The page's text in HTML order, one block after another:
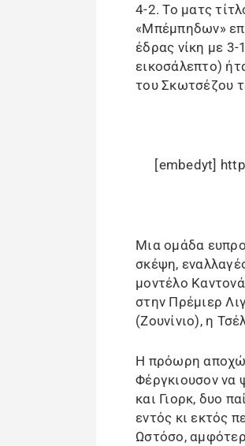
4-2. Το ματς
«Μπέμπηδων»
έδρας νίκη με
εικοσάλεπτο)
του Σκωτσέζου
[embedyt]
Μια ομάδα
σκέψη,
μοντέλο
στην Πρέμιερ
(Ζουνίνιο), η
Η πρόωρη
Φέργκιουσον να
και Γιορκ, δυο
εντός κι εκτός
Ωστόσο,